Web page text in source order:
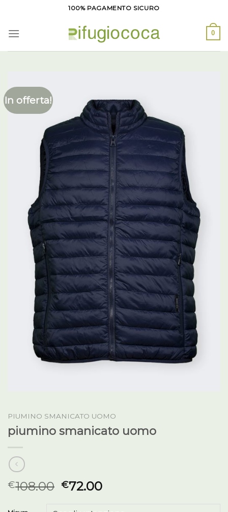
contenuti
100% PAGAMENTO SICURO
0
In offerta!
PIUMINO SMANICATO UOMO
piumino smanicato uomo
€108.00 €72.00